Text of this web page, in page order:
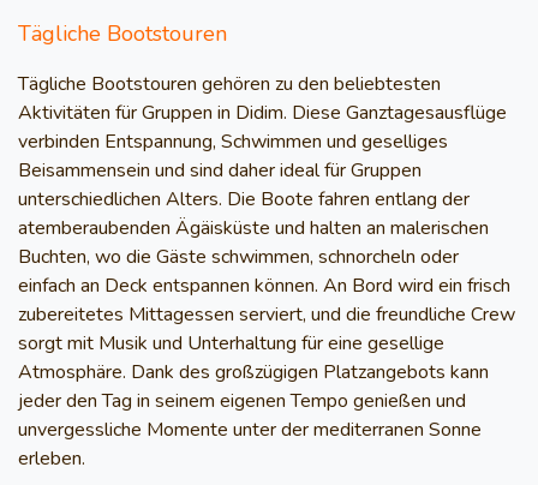
Tägliche Bootstouren
Tägliche Bootstouren gehören zu den beliebtesten
Aktivitäten für Gruppen in Didim. Diese Ganztagesausflüge
verbinden Entspannung, Schwimmen und geselliges
Beisammensein und sind daher ideal für Gruppen
unterschiedlichen Alters. Die Boote fahren entlang der
atemberaubenden Ägäisküste und halten an malerischen
Buchten, wo die Gäste schwimmen, schnorcheln oder
einfach an Deck entspannen können. An Bord wird ein frisch
zubereitetes Mittagessen serviert, und die freundliche Crew
sorgt mit Musik und Unterhaltung für eine gesellige
Atmosphäre. Dank des großzügigen Platzangebots kann
jeder den Tag in seinem eigenen Tempo genießen und
unvergessliche Momente unter der mediterranen Sonne
erleben.